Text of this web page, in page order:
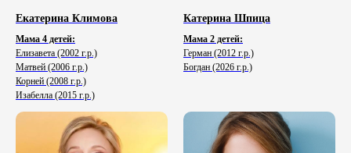
Екатерина Климова
Мама 4 детей:
Елизавета (2002 г.р.)
Матвей (2006 г.р.)
Корней (2008 г.р.)
Изабелла (2015 г.р.)
Катерина Шпица
Мама 2 детей:
Герман (2012 г.р.)
Богдан (2026 г.р.)